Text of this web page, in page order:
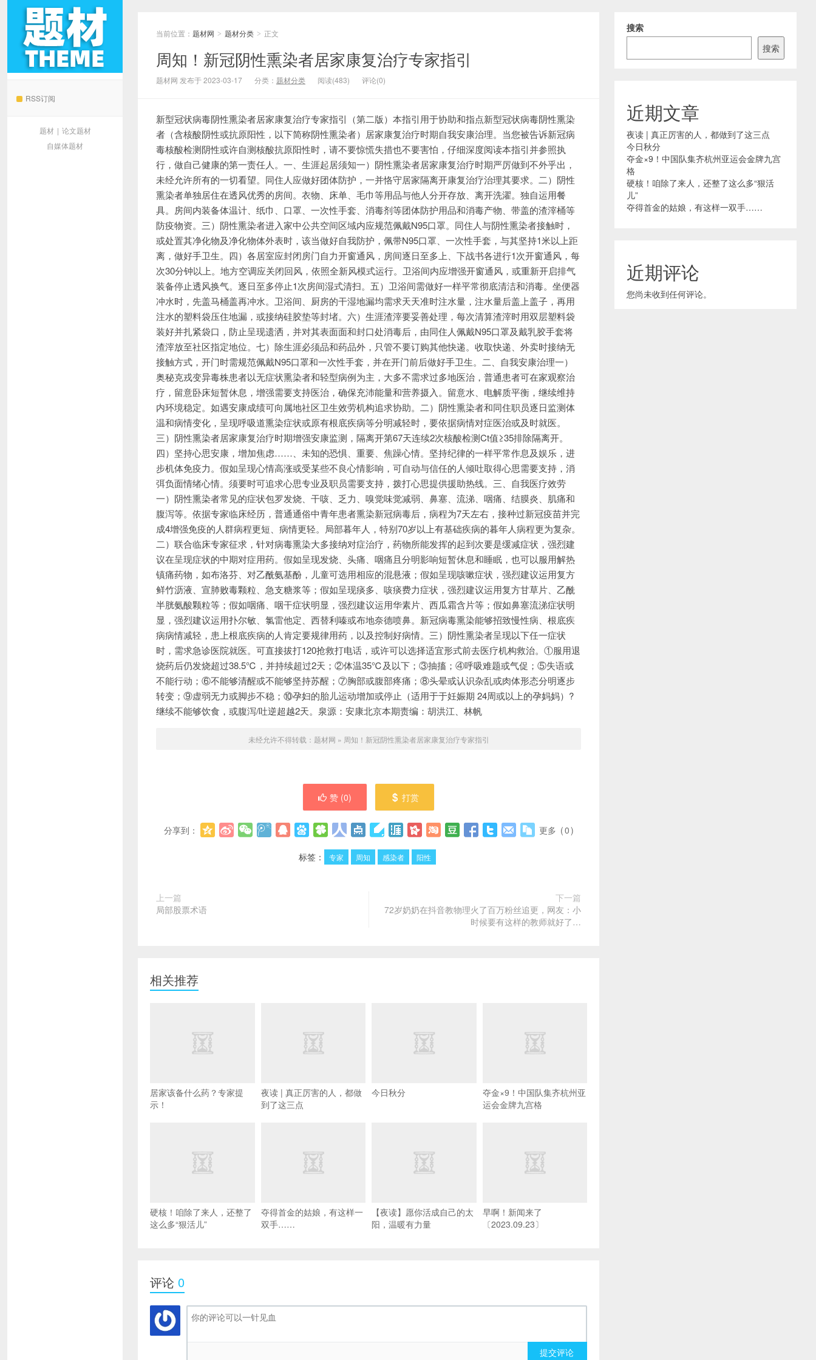
RSS订阅
题材 | 论文题材
自媒体题材
当前位置： 题材网 > 题材分类 > 正文
周知！新冠阴性熏染者居家康复治疗专家指引
题材网 发布于 2023-03-17 分类： 题材分类 阅读(483) 评论(0)
新型冠状病毒阴性熏染者居家康复治疗专家指引（第二版）本指引用于协助和指点新型冠状病毒阴性熏染
者（含核酸阴性或抗原阳性，以下简称阴性熏染者）居家康复治疗时期自我安康治理。当您被告诉新冠病
毒核酸检测阴性或许自测核酸抗原阳性时，请不要惊慌失措也不要害怕，仔细深度阅读本指引并参照执
行，做自己健康的第一责任人。一、生涯起居须知一）阴性熏染者居家康复治疗时期严厉做到不外乎出，
未经允许所有的一切看望。同住人应做好团体防护，一并恪守居家隔离开康复治疗治理其要求。二）阴性
熏染者单独居住在透风优秀的房间。衣物、床单、毛巾等用品与他人分开存放、离开洗濯。独自运用餐
具。房间内装备体温计、纸巾、口罩、一次性手套、消毒剂等团体防护用品和消毒产物、带盖的渣滓桶等
防疫物资。三）阴性熏染者进入家中公共空间区域内应规范佩戴N95口罩。同住人与阴性熏染者接触时，
或处置其净化物及净化物体外表时，该当做好自我防护，佩带N95口罩、一次性手套，与其坚持1米以上距
离，做好手卫生。四）各居室应封闭房门自力开窗通风，房间逐日至多上、下战书各进行1次开窗通风，每
次30分钟以上。地方空调应关闭回风，依照全新风模式运行。卫浴间内应增强开窗通风，或重新开启排气
装备停止透风换气。逐日至多停止1次房间湿式清扫。五）卫浴间需做好一样平常彻底清洁和消毒。坐便器
冲水时，先盖马桶盖再冲水。卫浴间、厨房的干湿地漏均需求天天准时注水量，注水量后盖上盖子，再用
注水的塑料袋压住地漏，或接纳硅胶垫等封堵。六）生涯渣滓要妥善处理，每次清算渣滓时用双层塑料袋
装好并扎紧袋口，防止呈现遗洒，并对其表面面和封口处消毒后，由同住人佩戴N95口罩及戴乳胶手套将
渣滓放至社区指定地位。七）除生涯必须品和药品外，只管不要订购其他快递。收取快递、外卖时接纳无
接触方式，开门时需规范佩戴N95口罩和一次性手套，并在开门前后做好手卫生。二、自我安康治理一）
奥秘克戎变异毒株患者以无症状熏染者和轻型病例为主，大多不需求过多地医治，普通患者可在家观察治
疗，留意卧床短暂休息，增强需要支持医治，确保充沛能量和营养摄入。留意水、电解质平衡，继续维持
内环境稳定。如遇安康成绩可向属地社区卫生效劳机构追求协助。二）阴性熏染者和同住职员逐日监测体
温和病情变化，呈现呼吸道熏染症状或原有根底疾病等分明减轻时，要依据病情对症医治或及时就医。
三）阴性熏染者居家康复治疗时期增强安康监测，隔离开第67天连续2次核酸检测Ct值≥35排除隔离开。
四）坚持心思安康，增加焦虑……、未知的恐惧、重要、焦躁心情。坚持纪律的一样平常作息及娱乐，进
步机体免疫力。假如呈现心情高涨或受某些不良心情影响，可自动与信任的人倾吐取得心思需要支持，消
弭负面情绪心情。须要时可追求心思专业及职员需要支持，拨打心思提供援助热线。三、自我医疗效劳
一）阴性熏染者常见的症状包罗发烧、干咳、乏力、嗅觉味觉减弱、鼻塞、流涕、咽痛、结膜炎、肌痛和
腹泻等。依据专家临床经历，普通通俗中青年患者熏染新冠病毒后，病程为7天左右，接种过新冠疫苗并完
成4增强免疫的人群病程更短、病情更轻。局部暮年人，特别70岁以上有基础疾病的暮年人病程更为复杂。
二）联合临床专家征求，针对病毒熏染大多接纳对症治疗，药物所能发挥的起到次要是缓减症状，强烈建
议在呈现症状的中期对症用药。假如呈现发烧、头痛、咽痛且分明影响短暂休息和睡眠，也可以服用解热
镇痛药物，如布洛芬、对乙酰氨基酚，儿童可选用相应的混悬液；假如呈现咳嗽症状，强烈建议运用复方
鲜竹沥液、宣肺败毒颗粒、急支糖浆等；假如呈现痰多、咳痰费力症状，强烈建议运用复方甘草片、乙酰
半胱氨酸颗粒等；假如咽痛、咽干症状明显，强烈建议运用华素片、西瓜霜含片等；假如鼻塞流涕症状明
显，强烈建议运用扑尔敏、氯雷他定、西替利嗪或布地奈德喷鼻。新冠病毒熏染能够招致慢性病、根底疾
病病情减轻，患上根底疾病的人肯定要规律用药，以及控制好病情。三）阴性熏染者呈现以下任一症状
时，需求急诊医院就医。可直接拔打120抢救打电话，或许可以选择适宜形式前去医疗机构救治。①服用退
烧药后仍发烧超过38.5℃，并持续超过2天；②体温35℃及以下；③抽搐；④呼吸难题或气促；⑤失语或
不能行动；⑥不能够清醒或不能够坚持苏醒；⑦胸部或腹部疼痛；⑧头晕或认识杂乱或肉体形态分明逐步
转变；⑨虚弱无力或脚步不稳；⑩孕妇的胎儿运动增加或停止（适用于于妊娠期 24周或以上的孕妈妈）?
继续不能够饮食，或腹泻/吐逆超越2天。泉源：安康北京本期责编：胡洪江、林帆
未经允许不得转载： 题材网 » 周知！新冠阴性熏染者居家康复治疗专家指引
赞 (0) 打赏
分享到： 更多 (0)
标签： 专家 周知 感染者 阳性
上一篇
局部股票术语
下一篇
72岁奶奶在抖音教物理火了百万粉丝追更，网友：小
时候要有这样的教师就好了…
相关推荐
居家该备什么药？专家提
示！
夜读 | 真正厉害的人，都做
到了这三点
今日秋分
夺金×9！中国队集齐杭州亚
运会金牌九宫格
硬核！咱除了来人，还整了
这么多“狠活儿”
夺得首金的姑娘，有这样一
双手……
【夜读】愿你活成自己的太
阳，温暖有力量
早啊！新闻来了
〔2023.09.23〕
评论 0
提交评论
搜索
搜索
近期文章
夜读 | 真正厉害的人，都做到了这三点
今日秋分
夺金×9！中国队集齐杭州亚运会金牌九宫
格
硬核！咱除了来人，还整了这么多“狠活
儿”
夺得首金的姑娘，有这样一双手……
近期评论
您尚未收到任何评论。